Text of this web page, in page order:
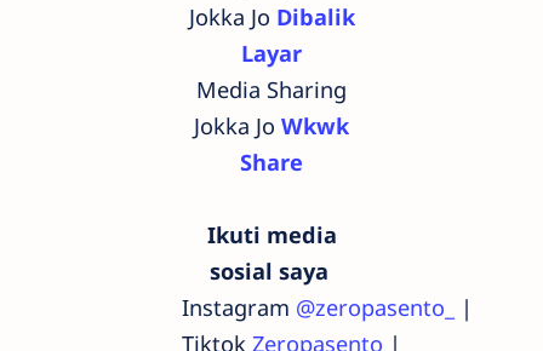
Jokka Jo Dibalik
Layar
Media Sharing
Jokka Jo Wkwk
Share
Ikuti media
sosial saya
Instagram @zeropasento_
|
Tiktok Zeropasento |